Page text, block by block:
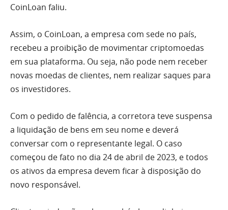
CoinLoan faliu.
Assim, o CoinLoan, a empresa com sede no país,
recebeu a proibição de movimentar criptomoedas
em sua plataforma. Ou seja, não pode nem receber
novas moedas de clientes, nem realizar saques para
os investidores.
Com o pedido de falência, a corretora teve suspensa
a liquidação de bens em seu nome e deverá
conversar com o representante legal. O caso
começou de fato no dia 24 de abril de 2023, e todos
os ativos da empresa devem ficar à disposição do
novo responsável.